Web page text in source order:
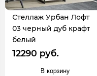
Стеллаж Урбан Лофт
03 черный дуб крафт
белый
12290 руб.
В корзину